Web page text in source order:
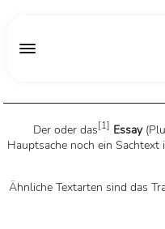
Der oder das[1] Essay
Hauptsache noch ein
Ähnliche Textarten sind das